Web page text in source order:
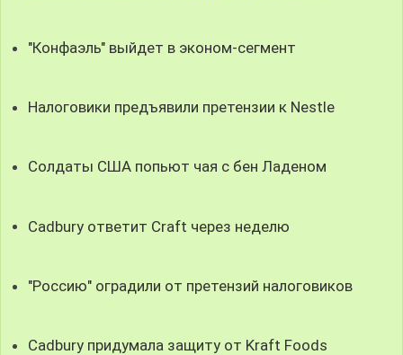
"Конфаэль" выйдет в эконом-сегмент
Налоговики предъявили претензии к Nestle
Солдаты США попьют чая с бен Ладеном
Cadbury ответит Craft через неделю
"Россию" оградили от претензий налоговиков
Cadbury придумала защиту от Kraft Foods